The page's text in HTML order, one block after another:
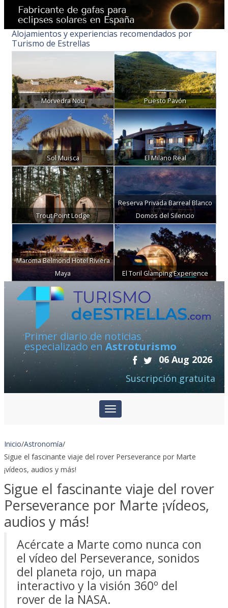
Alojamientos y experiencias recomendados por
Turismo de Estrellas
Morvedra Nou Puesto Pavón
Sol Muisca El Milano Real
Trout Point Lodge
Reserva Privada Barreal Blanco
Domos del Silencio
Maroma Belmond Hotel Riviera
Maya
El Toril Glamping Experience
Primer diario de noticias
especializado en Astroturismo
06 Aug 2026
Suscripción gratuita
Inicio/Astronomía/
Sigue el fascinante viaje del rover Perseverance por Marte
¡vídeos, audios y más!
Sigue el fascinante viaje del rover
Perseverance por Marte ¡vídeos,
audios y más!
Acércate a Marte como nunca con
el vídeo del Perseverance, sonidos
del planeta rojo, un mapa
interactivo y la visión 360º del
rover de la NASA.